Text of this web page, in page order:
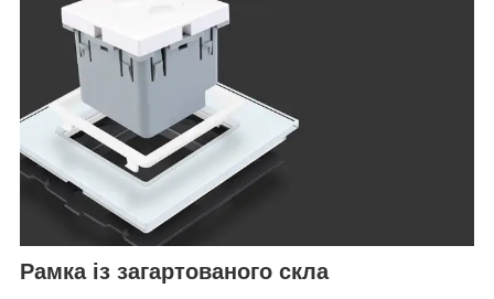
Рамка із загартованого скла